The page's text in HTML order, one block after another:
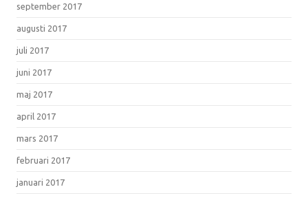
september 2017
augusti 2017
juli 2017
juni 2017
maj 2017
april 2017
mars 2017
februari 2017
januari 2017